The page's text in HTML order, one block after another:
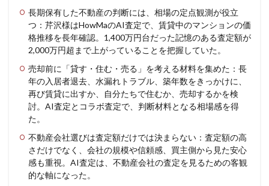
長期保有した不動産の判断には、相場の定点観測が役立
つ：芹沢様はHowMaのAI査定で、賃貸中のマンションの価
格推移を長年確認。1,400万円台だった記憶のある査定額が
2,000万円超まで上がっていることを把握していた。
売却前に「貸す・住む・売る」を考える材料を集めた：長
年の入居者退去、水漏れトラブル、築年数をきっかけに、
再び賃貸に出すか、自分たちで住むか、売却するかを検
討。AI査定とコラボ査定で、判断材料となる相場感を得
た。
不動産会社選びは査定額だけでは決まらない：査定額の高
さだけでなく、会社の規模や信頼感、買主側から見た安心
感も重視。AI査定は、不動産会社の査定を見るための客観
的な軸になった。